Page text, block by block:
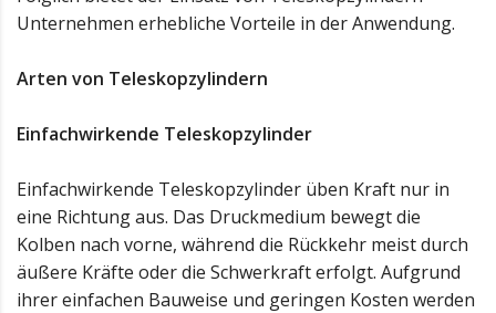
Unternehmen erhebliche Vorteile in der Anwendung.
Arten von Teleskopzylindern
Einfachwirkende Teleskopzylinder
Einfachwirkende Teleskopzylinder üben Kraft nur in
eine Richtung aus. Das Druckmedium bewegt die
Kolben nach vorne, während die Rückkehr meist durch
äußere Kräfte oder die Schwerkraft erfolgt. Aufgrund
ihrer einfachen Bauweise und geringen Kosten werden